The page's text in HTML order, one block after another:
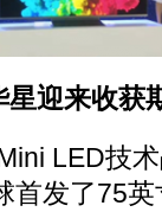
迎来收获
LED技
首发了75